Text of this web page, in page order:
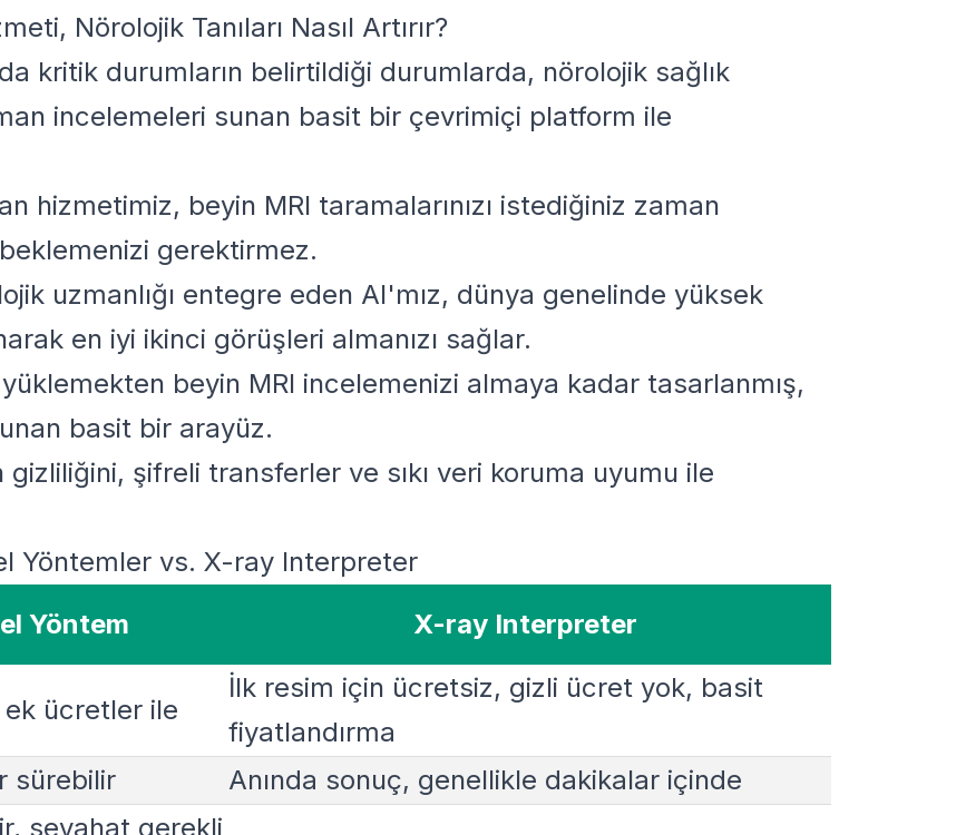
Nörolojik Tanıları Nasıl Artırır?
kritik durumların belirtildiği durumlarda, nörolojik sağlık
incelemeleri sunan basit bir çevrimiçi platform ile
hizmetimiz, beyin MRI taramalarınızı istediğiniz zaman
gerektirmez.
uzmanlığı entegre eden AI'mız, dünya genelinde yüksek
en iyi ikinci görüşleri almanızı sağlar.
beyin MRI incelemenizi almaya kadar tasarlanmış,
basit bir arayüz.
gizliliğini, şifreli transferler ve sıkı veri koruma uyumu ile
Yöntemler vs. X-ray Interpreter
Yöntem X-ray Interpreter
ek ücretler ile
İlk resim için ücretsiz, gizli ücret yok, basit
fiyatlandırma
sürebilir Anında sonuç, genellikle dakikalar içinde
seyahat gerekli